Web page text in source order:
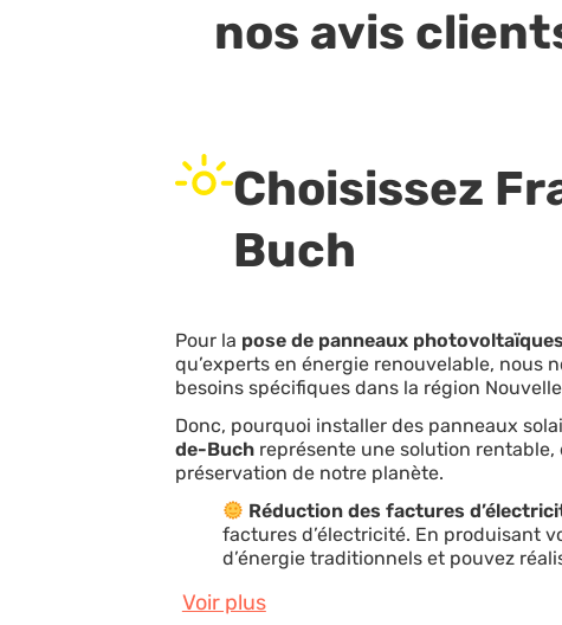
nos avis
Choisissez
Buch
Pour la pose de panneaux
qu’experts en énergie renouvelable, nous
besoins spécifiques dans la région
Donc, pourquoi installer des panneaux
de-Buchreprésente une solution rentable,
préservation de notre planète.
Réduction des factures
factures d’électricité. En produisant
d’énergie traditionnels et pouvez
Voir plus